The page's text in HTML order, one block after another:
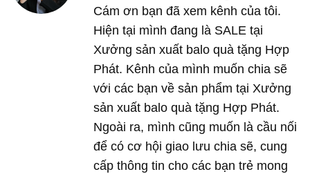
Cám ơn bạn đã xem kênh của tôi.
Hiện tại mình đang là SALE tại
Xưởng sản xuất balo quà tặng Hợp
Phát. Kênh của mình muốn chia sẽ
với các bạn về sản phẩm tại Xưởng
sản xuất balo quà tặng Hợp Phát.
Ngoài ra, mình cũng muốn là cầu nối
để có cơ hội giao lưu chia sẽ, cung
cấp thông tin cho các bạn trẻ mong